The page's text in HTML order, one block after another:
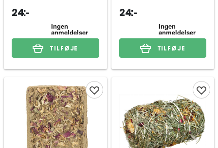
24:-
TILFØJE
24:-
TILFØJE